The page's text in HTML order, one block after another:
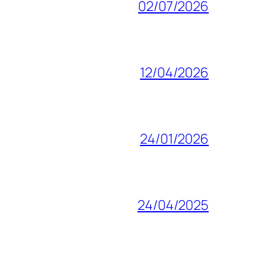
02/07/2026
12/04/2026
24/01/2026
24/04/2025